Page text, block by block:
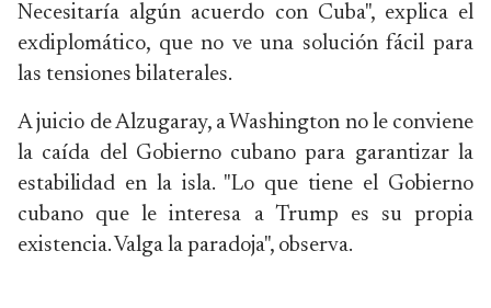
Necesitaría algún acuerdo con Cuba", explica el
exdiplomático, que no ve una solución fácil para
las tensiones bilaterales.
A juicio de Alzugaray, a Washington no le conviene
la caída del Gobierno cubano para garantizar la
estabilidad en la isla. "Lo que tiene el Gobierno
cubano que le interesa a Trump es su propia
existencia. Valga la paradoja", observa.